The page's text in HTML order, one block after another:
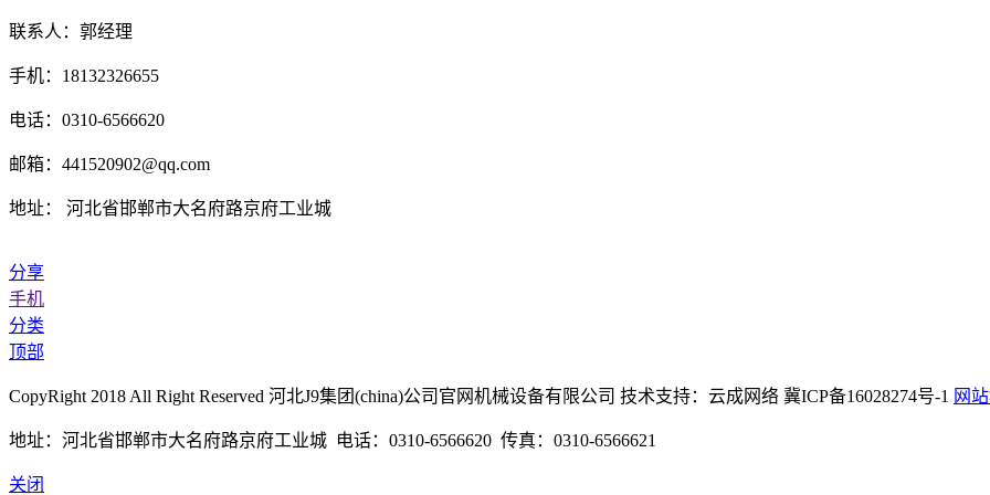
联系人：郭经理
手机：18132326655
电话：0310-6566620
邮箱：441520902@qq.com
地址： 河北省邯郸市大名府路京府工业城
分享
手机
分类
顶部
CopyRight 2018 All Right Reserved 河北J9集团(china)公司官网机械设备有限公司 技术支持：云成网络 冀ICP备16028274号-1 网
地址：河北省邯郸市大名府路京府工业城 电话：0310-6566620 传真：0310-6566621
关闭